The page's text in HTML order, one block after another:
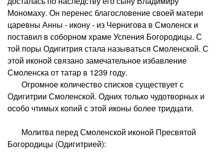
Мономаху. Он перенес благословение своей матери
царевны Анны - икону - из Чернигова в Смоленск и
поставил в соборном храме Успения Богородицы. С
той поры Одигитрия стала называться Смоленской. С
этой иконой связано замечательное избавление
Смоленска от татар в 1239 году.
Огромное количество списков существует с
Одигитрии Смоленской. Одних только чудотворных и
особо чтимых копий с этой иконы более тридцати.
Молитва перед Смоленской иконой Пресвятой
Богородицы (Одигитрией):